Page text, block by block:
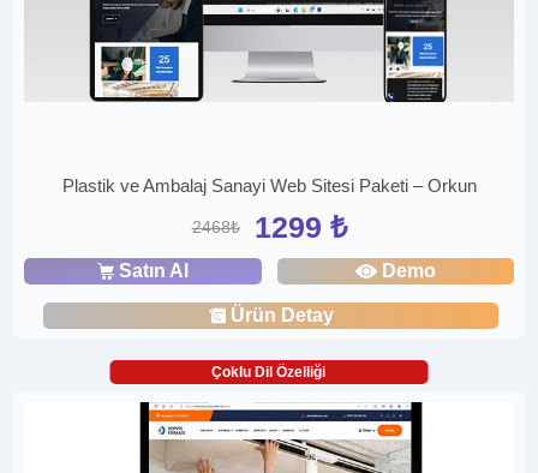
Plastik ve Ambalaj Sanayi Web Sitesi Paketi – Orkun
2468₺ 1299 ₺
Satın Al Demo
Ürün Detay
Çoklu Dil Özelliği